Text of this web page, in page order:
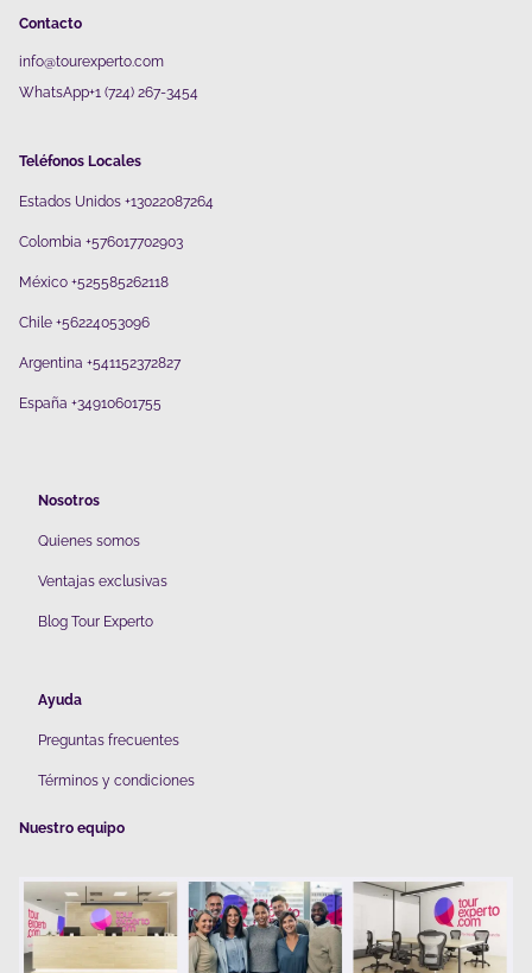
Contacto
info@tourexperto.com
WhatsApp+1 (724) 267-3454
Teléfonos Locales
Estados Unidos +13022087264
Colombia +576017702903
México +525585262118
Chile +56224053096
Argentina +541152372827
España +34910601755
Nosotros
Quienes somos
Ventajas exclusivas
Blog Tour Experto
Ayuda
Preguntas frecuentes
Términos y condiciones
Nuestro equipo